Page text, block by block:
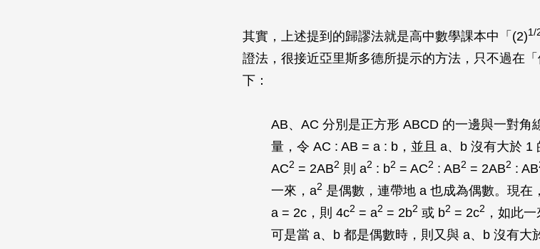
其實，上述提到的歸謬法就是高中數學課本中「(2)1/
證法，很接近亞里斯多德所提示的方法，只不過在
下：
AB、 AC 分別是正方形 ABCD 的一邊與一對角
量，令 AC : AB = a : b ，並且 a、 b 沒有大於 1
AC2 = 2AB2 則 a2 : b2 = AC2 : AB2 = 2AB2 : AB
一來， a2 是偶數，連帶地 a 也成為偶數。現在
a = 2c ，則 4c2 = a2 = 2b2 或 b2 = 2c2 ，如此一
可是當 a、 b 都是偶數時，則又與 a、 b 沒有大